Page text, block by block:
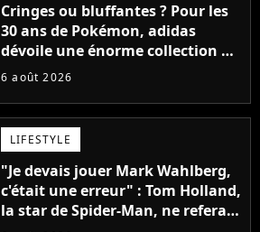
Cringes ou bluffantes ? Pour les
30 ans de Pokémon, adidas
dévoile une énorme collection de
sneakers et je ne sais pas quoi en
6 août 2026
LIFESTYLE
"Je devais jouer Mark Wahlberg,
c'était une erreur" : Tom Holland,
la star de Spider-Man, ne referait